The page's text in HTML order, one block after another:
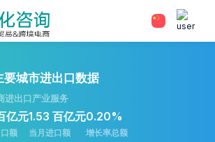
要城市进出口数据
进出口产业服务
亿元
额
1.53 百亿元
当月进口额
0.20%
增长率总额